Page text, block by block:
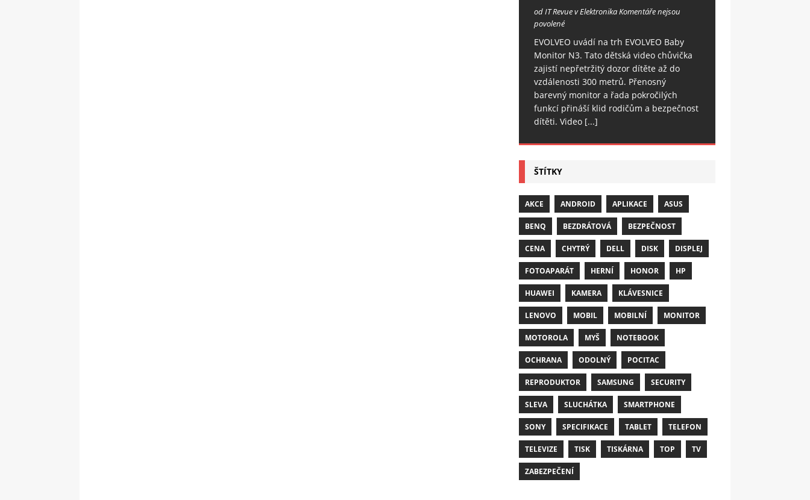
od IT Revue v ElektronikaKomentáře nejsou
povolené
EVOLVEO uvádí na trh EVOLVEO Baby
Monitor N3. Tato dětská video chůvička
zajistí nepřetržitý dozor dítěte až do
vzdálenosti 300 metrů. Přenosný
barevný monitor a řada pokročilých
funkcí přináší klid rodičům a bezpečnost
dítěti. Video [...]
ŠTÍTKY
AKCE ANDROID APLIKACE ASUS
BENQ BEZDRÁTOVÁ BEZPEČNOST
CENA CHYTRÝ DELL DISK DISPLEJ
FOTOAPARÁT HERNÍ HONOR HP
HUAWEI KAMERA KLÁVESNICE
LENOVO MOBIL MOBILNÍ MONITOR
MOTOROLA MYŠ NOTEBOOK
OCHRANA ODOLNÝ POCITAC
REPRODUKTOR SAMSUNG SECURITY
SLEVA SLUCHÁTKA SMARTPHONE
SONY SPECIFIKACE TABLET TELEFON
TELEVIZE TISK TISKÁRNA TOP TV
ZABEZPEČENÍ